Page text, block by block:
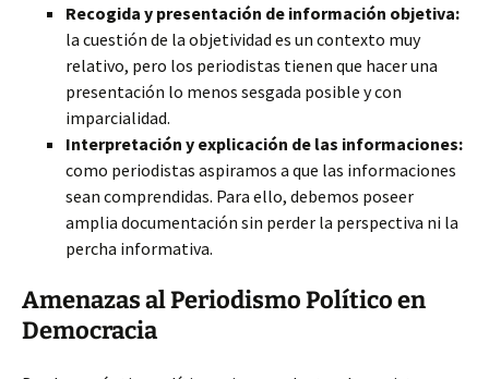
Recogida y presentación de información objetiva:
la cuestión de la objetividad es un contexto muy
relativo, pero los periodistas tienen que hacer una
presentación lo menos sesgada posible y con
imparcialidad.
Interpretación y explicación de las informaciones:
como periodistas aspiramos a que las informaciones
sean comprendidas. Para ello, debemos poseer
amplia documentación sin perder la perspectiva ni la
percha informativa.
Amenazas al Periodismo Político en
Democracia